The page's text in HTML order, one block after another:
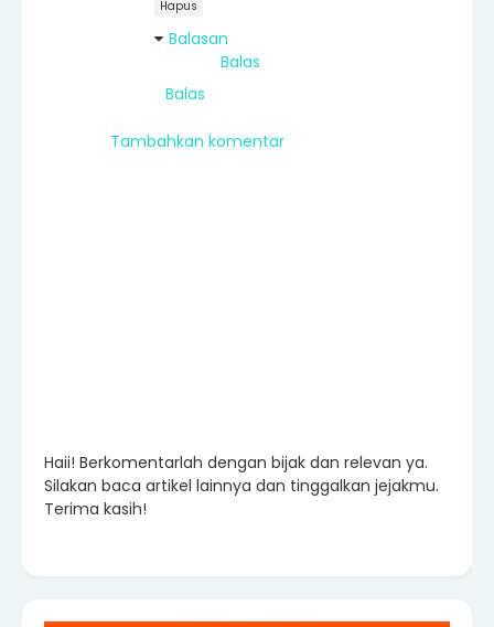
Hapus
Balasan
Balas
Balas
Tambahkan komentar
Haii! Berkomentarlah dengan bijak dan relevan ya.
Silakan baca artikel lainnya dan tinggalkan jejakmu.
Terima kasih!